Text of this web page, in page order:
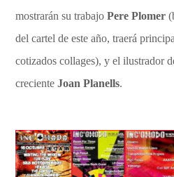
mostrarán su trabajoPere Plomer
del cartel de este año, traerá
cotizados collages), y el ilustrador
crecienteJoan Planells.